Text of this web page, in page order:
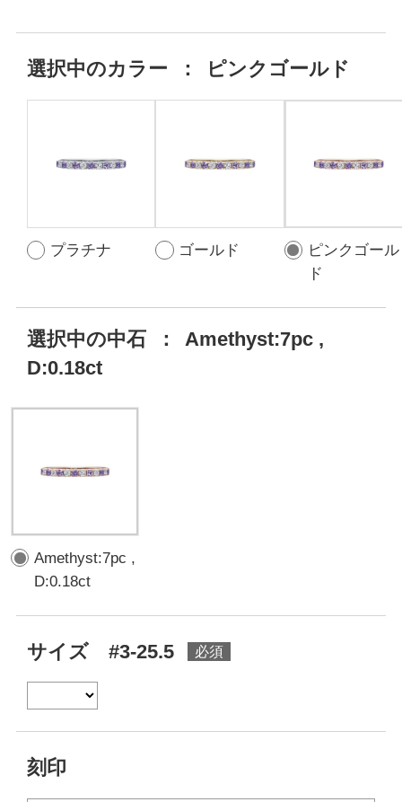
選択中のカラー ： ピンクゴールド
プラチナ ゴールド
ピンクゴール
ド
選択中の中石 ：
Amethyst:7pc ,
D:0.18ct
Amethyst:7pc ,
D:0.18ct
サイズ #3-25.5
刻印